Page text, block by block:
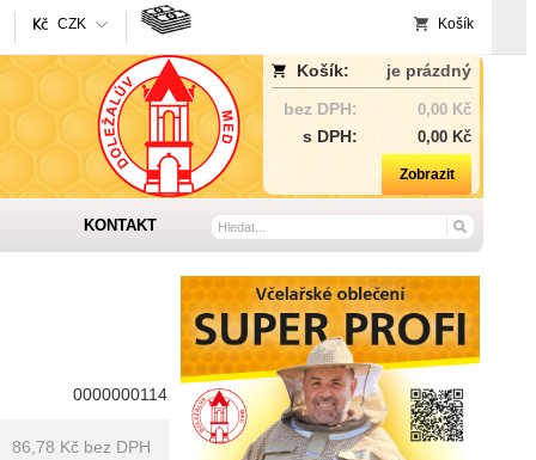
CZK Košík
Košík:
je prázdný
bez DPH:
0,00 Kč
s DPH: 0,00 Kč
Zobrazit
KONTAKT
0000000114
86,78 Kč bez DPH